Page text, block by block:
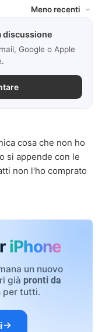
discussione
Google o Apple
cosa che non ho
si appende con le
non l'ho comprato
iPhone
un nuovo
già pronti da
per tutti.